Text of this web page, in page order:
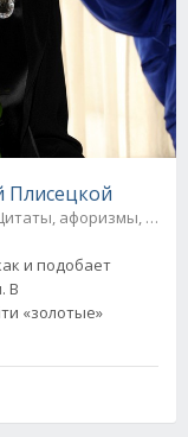
Плисецкой
люди / Цитаты, афоризмы,
В
«золотые»